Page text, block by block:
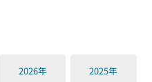
2026年 2025年